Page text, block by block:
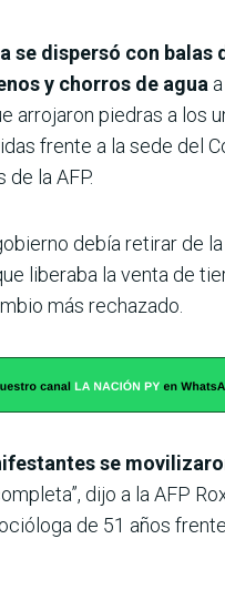
se dispersó con balas
y chorros de agua
arrojaron piedras a los
frente a la sede del
la AFP.
debía retirar de
liberaba la venta de
más rechazado.
se
dijo a la AFP
de 51 años